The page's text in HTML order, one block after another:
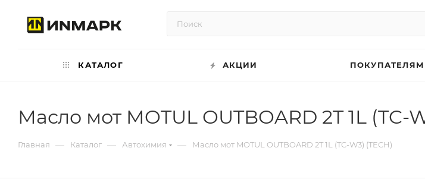
КАТАЛОГ АКЦИИ ПОКУПАТЕЛЯМ
Масло мот MOTUL OUTBOARD 2T 1L (TC-
Главная — Каталог — Автохимия — Масло мот MOTUL OUTBOARD 2T 1L (TC-W3) (TECH)